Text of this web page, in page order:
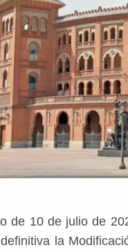
de 10 de julio de
la